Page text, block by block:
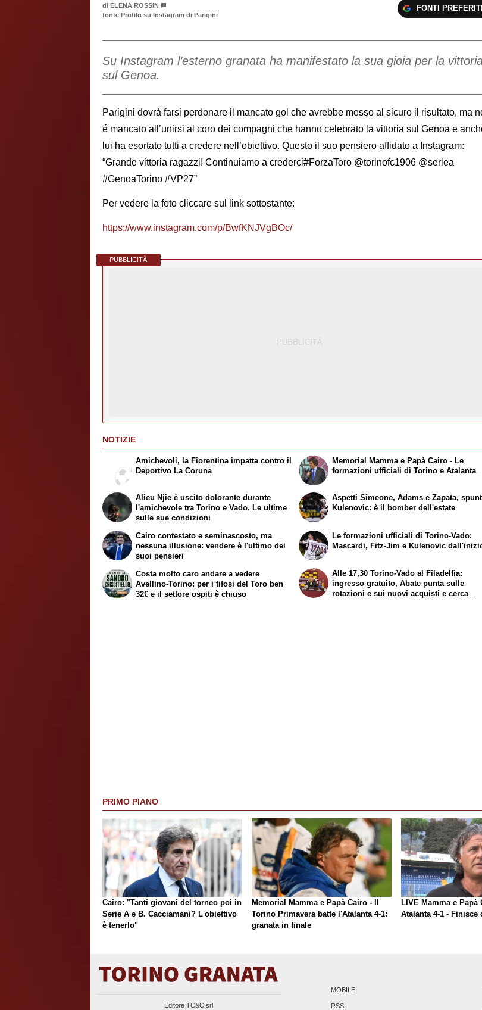
di ELENA ROSSIN
fonte Profilo su Instagram di Parigini
FONTI
Su Instagram l’esterno granata ha manifestato la sua gioia per la vittoria
sul Genoa.
Parigini dovrà farsi perdonare il mancato gol che avrebbe messo al sicuro il risultato, ma
é mancato all’unirsi al coro dei compagni che hanno celebrato la vittoria sul Genoa e
lui ha esortato tutti a credere nell’obiettivo. Questo il suo pensiero affidato a Instagram:
“Grande vittoria ragazzi! Continuiamo a crederci#ForzaToro @torinofc1906 @seriea
#GenoaTorino #VP27”
Per vedere la foto cliccare sul link sottostante:
https://www.instagram.com/p/BwfKNJVgBOc/
PUBBLICITÀ
NOTIZIE
Amichevoli, la Fiorentina impatta contro il
Deportivo La Coruna
Alieu Njie è uscito dolorante durante
l'amichevole tra Torino e Vado. Le ultime
sulle sue condizioni
Memorial Mamma e Papà Cairo - Le
formazioni ufficiali di Torino e Atalanta
Aspetti Simeone, Adams e Zapata,
Kulenovic: è il bomber dell'estate
Cairo contestato e seminascosto, ma
nessuna illusione: vendere è l'ultimo dei
suoi pensieri
Costa molto caro andare a vedere
Avellino-Torino: per i tifosi del Toro ben
32€ e il settore ospiti è chiuso
Le formazioni ufficiali di Torino-Vado:
Mascardi, Fitz-Jim e Kulenovic
Alle 17,30 Torino-Vado al Filadelfia:
ingresso gratuito, Abate punta sulle
rotazioni e sui nuovi acquisti e cerca
PRIMO PIANO
Cairo: "Tanti giovani del torneo poi in
Serie A e B. Cacciamani? L'obiettivo
è tenerlo"
Memorial Mamma e Papà Cairo - Il
Torino Primavera batte l'Atalanta 4-1:
granata in finale
LIVE Mamma e Papà
Atalanta 4-1 - Finisce
Editore TC&C srl
MOBILE
RSS